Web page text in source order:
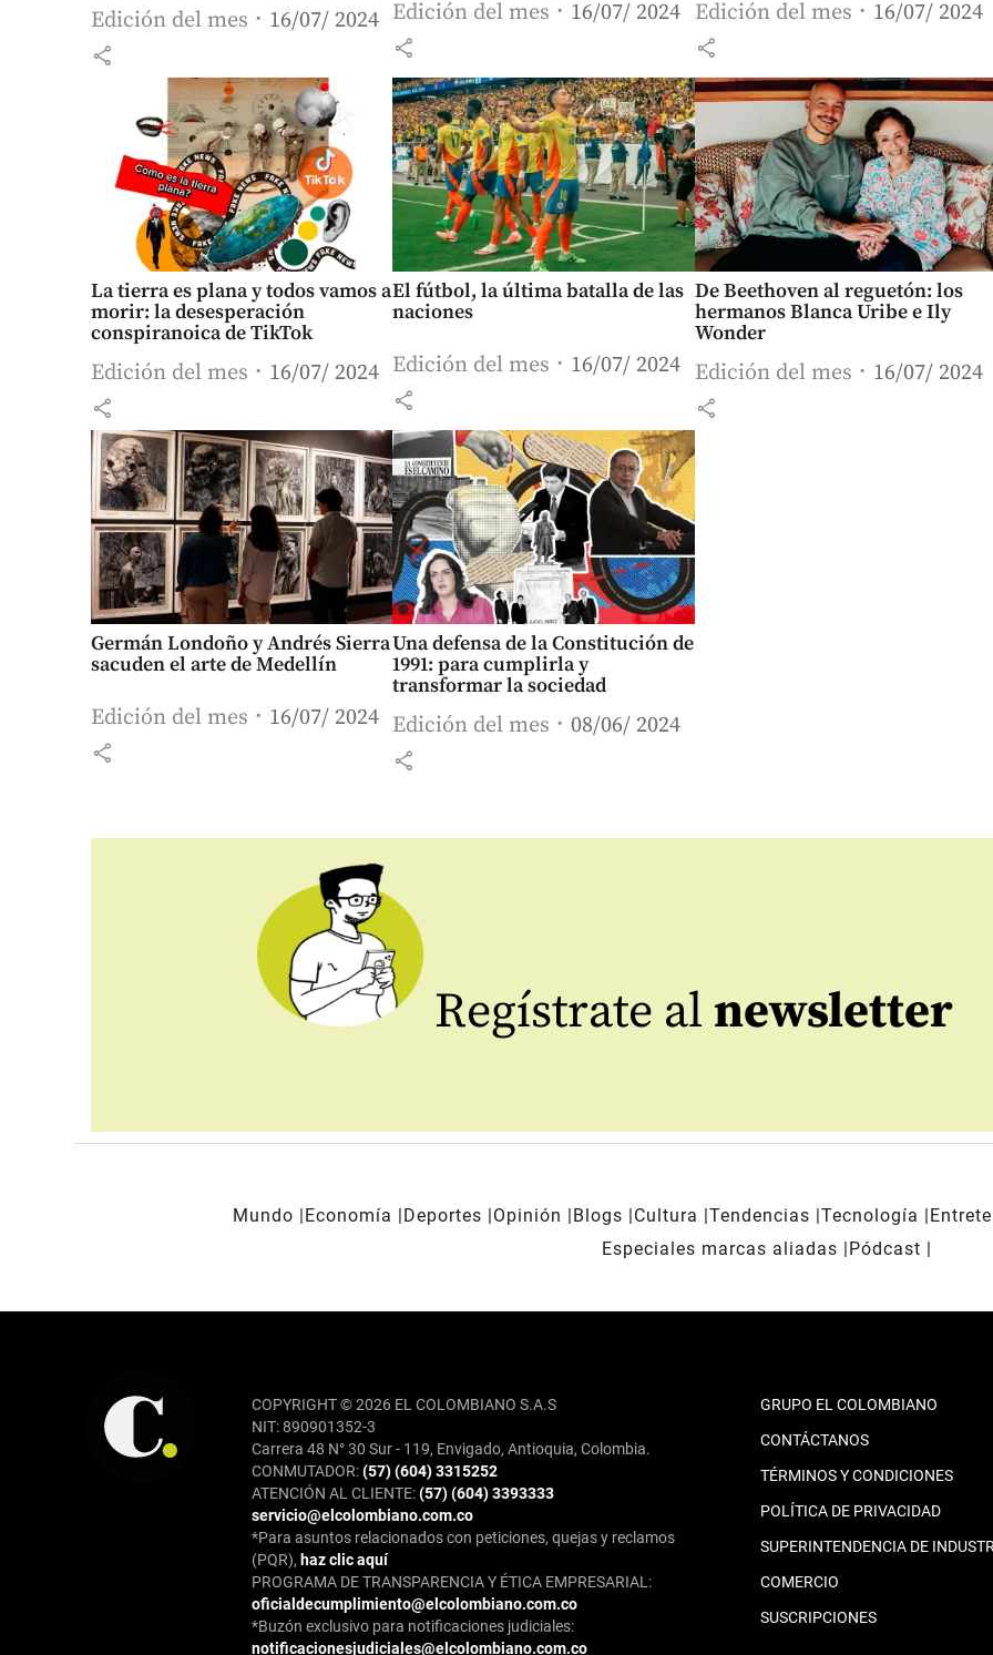
Edición del mes 16/07/ 2024
share
Edición del mes 16/07/ 2024
share
Edición del mes 16/07/ 2024
share
La tierra es plana y todos vamos a
morir: la desesperación
conspiranoica de TikTok
Edición del mes 16/07/ 2024
share
El fútbol, la última batalla de las
naciones
Edición del mes 16/07/ 2024
share
De Beethoven al reguetón: los
hermanos Blanca Uribe e Ily
Wonder
Edición del mes 16/07/ 2024
share
Germán Londoño y Andrés Sierra
sacuden el arte de Medellín
Edición del mes 16/07/ 2024
share
Una defensa de la Constitución de
1991: para cumplirla y
transformar la sociedad
Edición del mes 08/06/ 2024
share
Regístrate al newsletter
Mundo Economía Deportes Opinión Blogs Cultura Tendencias Tecnología
Especiales marcas aliadas
Pódcast
COPYRIGHT © 2026 EL COLOMBIANO S.A.S
NIT: 890901352-3
Carrera 48 N° 30 Sur - 119, Envigado, Antioquia, Colombia.
CONMUTADOR:(57) (604) 3315252
ATENCIÓN AL CLIENTE:(57) (604) 3393333
servicio@elcolombiano.com.co
*Para asuntos relacionados con peticiones, quejas y reclamos
(PQR), haz clic aquí
PROGRAMA DE TRANSPARENCIA Y ÉTICA EMPRESARIAL:
oficialdecumplimiento@elcolombiano.com.co
*Buzón exclusivo para notificaciones judiciales:
notificacionesjudiciales@elcolombiano.com.co
GRUPO EL COLOMBIANO
CONTÁCTANOS
TÉRMINOS Y CONDICIONES
POLÍTICA DE PRIVACIDAD
SUPERINTENDENCIA DE
COMERCIO
SUSCRIPCIONES